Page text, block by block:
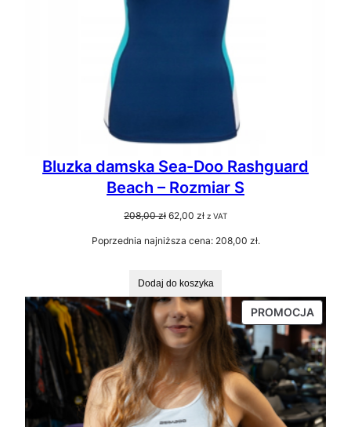
Bluzka damska Sea-Doo Rashguard
Beach – Rozmiar S
208,00zł Pierwotna
wynosiła:
62,00 złAktualna
wynosi:
z VAT
Poprzednia najniższa cena: 208,00 zł.
Dodaj do koszyka
PROMOCJA
W